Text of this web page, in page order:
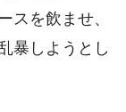
スを飲ませ、
暴しようとし